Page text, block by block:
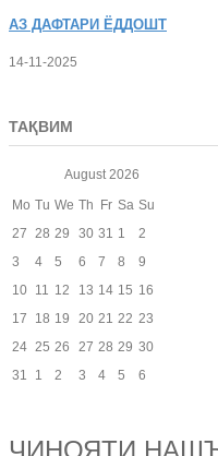
АЗ ДАФТАРИ ЁДДОШТ
14-11-2025
ТАҚВИМ
August 2026
Mo Tu We Th Fr Sa Su
27 28 29 30 31 1
2
3
4 5 6 7 8
9
10 11 12 13 14 15 16
17
18 19 20 21 22 23
24 25 26 27 28 29 30
31
1 2 3 4 5 6
ҶИНОЯТИ